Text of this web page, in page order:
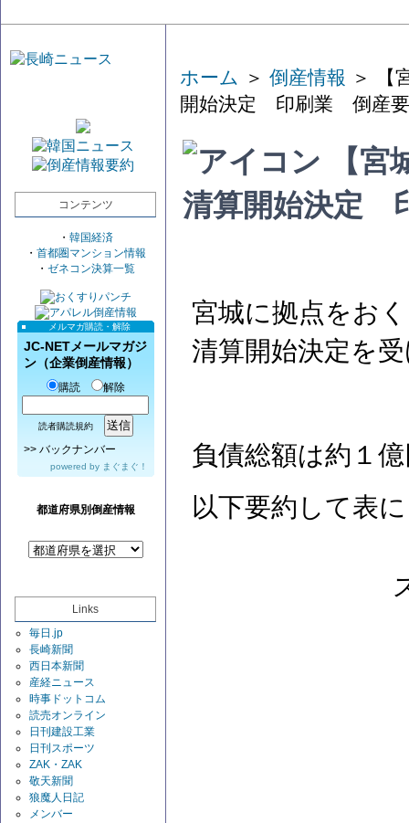
コンテンツ
・ 韓国経済
・ 首都圏マンション情報
・ ゼネコン決算一覧
メルマガ購読・解除
JC-NETメールマガジ
ン（企業倒産情報）
購読 解除
読者購読規約
>> バックナンバー
powered by まぐまぐ！
都道府県別倒産情報
Links
毎日.jp
長崎新聞
西日本新聞
産経ニュース
時事ドットコム
読売オンライン
日刊建設工業
日刊スポーツ
ZAK・ZAK
敬天新聞
狼魔人日記
メンバー
ホーム ＞ 倒産情報 ＞ 【
開始決定 印刷業 倒産
【宮
清算開始決定
宮城に拠点をお
清算開始決定を
負債総額は約１
以下要約して表